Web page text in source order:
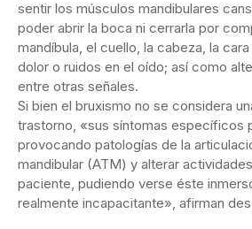
sentir los músculos mandibulares
poder abrir la boca ni cerrarla por
mandíbula, el cuello, la cabeza, la
dolor o ruidos en el oído; así como
entre otras señales.
Si bien el bruxismo no se considera
trastorno, «sus síntomas específicos
provocando patologías de la
mandibular (ATM) y alterar
paciente, pudiendo verse éste
realmente incapacitante», afirman